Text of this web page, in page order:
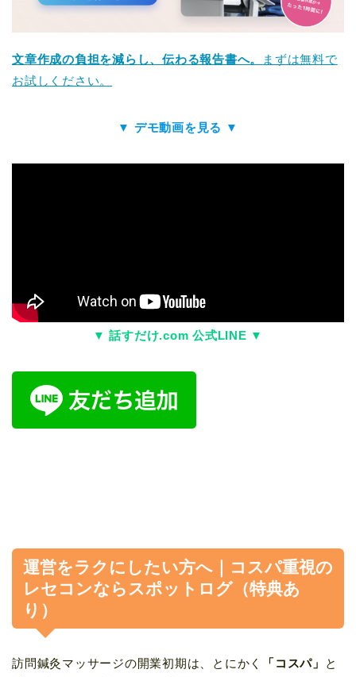
文章作成の負担を減らし、伝わる報告書へ。
まずは無料で
お試しください。
▼ デモ動画を見る ▼
▼ 話すだけ.com 公式LINE ▼
運営をラクにしたい方へ｜コスパ重視の
レセコンならスポットログ（特典あ
り）
訪問鍼灸マッサージの開業初期は、とにかく 「コスパ」
と